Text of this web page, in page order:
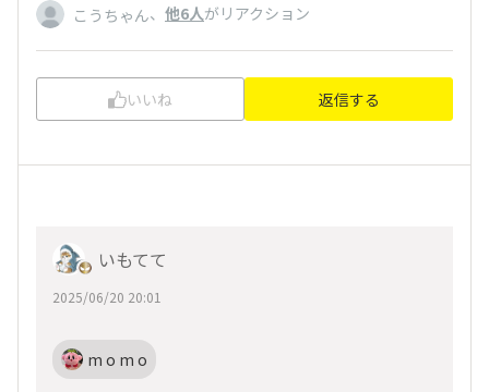
こうちゃん、 他6人がリアクション
いいね 返信する
いもてて
2025/06/20 20:01
m o m o